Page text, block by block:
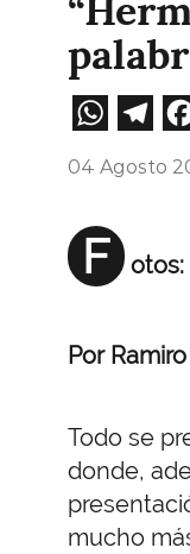
04 Agosto
F otos:
Por Ramiro
Todo se
donde,
mucho